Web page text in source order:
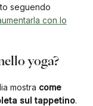
seguendo
con lo
yoga?
mostra come
sul tappetino.